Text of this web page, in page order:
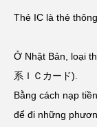
Thẻ IC là thẻ
Ở Nhật Bản, loại
系ＩＣカード).
Bằng cách nạp
để đi những